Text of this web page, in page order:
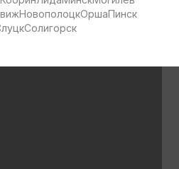
НовополоцкОршаПинск
Солигорск